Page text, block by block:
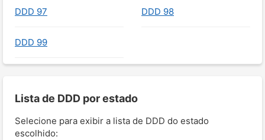
DDD 97 DDD 98
DDD 99
Lista de DDD por estado
Selecione para exibir a lista de DDD do estado
escolhido: